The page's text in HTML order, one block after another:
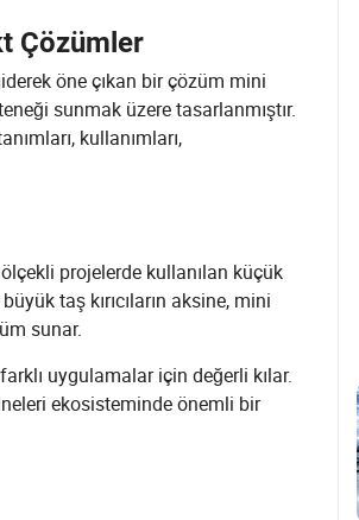
Çözümler
öne çıkan bir çözüm mini
sunmak üzere tasarlanmıştır.
kullanımları,
projelerde kullanılan küçük
taş kırıcıların aksine, mini
sunar.
uygulamalar için değerli kılar.
ekosisteminde önemli bir